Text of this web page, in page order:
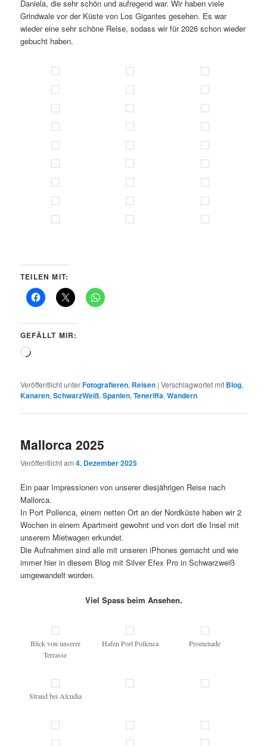
Daniela, die sehr schön und aufregend war. Wir haben viele
Grindwale vor der Küste von Los Gigantes gesehen. Es war
wieder eine sehr schöne Reise, sodass wir für 2026 schon wieder
gebucht haben.
TEILEN MIT:
GEFÄLLT MIR:
Wird
Veröffentlicht unterFotografieren, Reisen |Verschlagwortet mit Blog,
Kanaren,SchwarzWeiß,Spanien,Teneriffa,Wandern
Mallorca 2025
Veröffentlicht am4. Dezember 2025
Ein paar Impressionen von unserer diesjährigen Reise nach
Mallorca.
In Port Pollenca, einem netten Ort an der Nordküste haben wir 2
Wochen in einem Apartment gewohnt und von dort die Insel mit
unserem Mietwagen erkundet.
Die Aufnahmen sind alle mit unseren iPhones gemacht und wie
immer hier in diesem Blog mit Silver Efex Pro in Schwarzweiß
umgewandelt worden.
Viel Spass beim Ansehen.
Blick von unserer
Terrasse
Hafen Port Pollenca Promenade
Strand bei Alcudia